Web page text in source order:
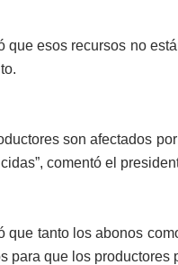
que esos recursos no
son afectados
comentó el
que tanto los abonos
para que los productores